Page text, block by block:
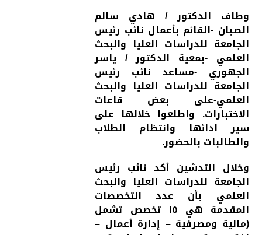
وطاف الدكتور / هادي سالم
الصبان -القائم بأعمال نائب رئيس
الجامعة للدراسات العليا والبحث
العلمي -بمعية الدكتور / ياسر
الجهوري -مساعد نائب رئيس
الجامعة للدراسات العليا والبحث
العلمي-على بعض قاعات
الاختبارات. واطلعوا خلالها على
سير ادائها وانتظام الطلاب
والطالبات بالحضور.
وخلال التدشين أكد نائب رئيس
الجامعة للدراسات العليا والبحث
العلمي بأن عدد التخصصات
المقدمة هي ١٥ تخصص تشمل
(مالية ومصرفية – إدارة أعمال –